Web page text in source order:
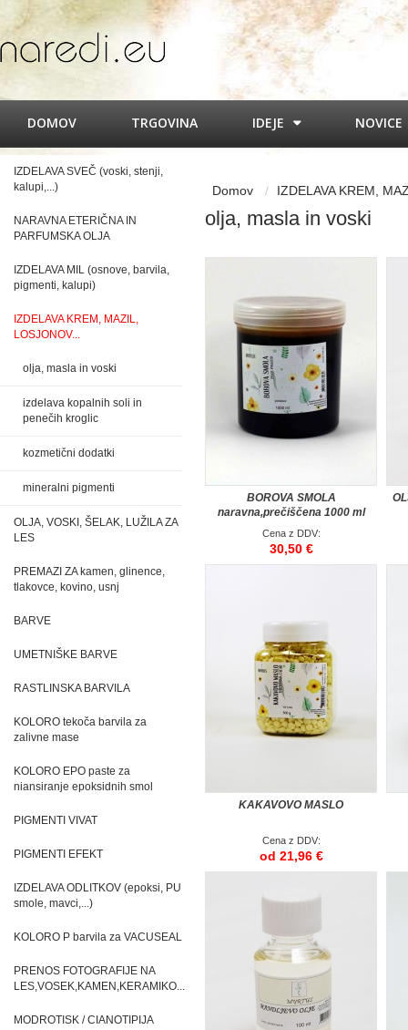
DOMOV TRGOVINA IDEJE NOVICE
IZDELAVA SVEČ (voski, stenji,
kalupi,...)
NARAVNA ETERIČNA IN
PARFUMSKA OLJA
IZDELAVA MIL (osnove, barvila,
pigmenti, kalupi)
IZDELAVA KREM, MAZIL,
LOSJONOV...
olja, masla in voski
izdelava kopalnih soli in
penečih kroglic
kozmetični dodatki
mineralni pigmenti
OLJA, VOSKI, ŠELAK, LUŽILA ZA
LES
PREMAZI ZA kamen, glinence,
tlakovce, kovino, usnj
BARVE
UMETNIŠKE BARVE
RASTLINSKA BARVILA
KOLORO tekoča barvila za
zalivne mase
KOLORO EPO paste za
niansiranje epoksidnih smol
PIGMENTI VIVAT
PIGMENTI EFEKT
IZDELAVA ODLITKOV (epoksi, PU
smole, mavci,...)
KOLORO P barvila za VACUSEAL
PRENOS FOTOGRAFIJE NA
LES,VOSEK,KAMEN,KERAMIKO...
MODROTISK / CIANOTIPIJA
Domov IZDELAVA KREM,
olja, masla in voski
BOROVA SMOLA
naravna,prečiščena 1000 ml
Cena z DDV:
30,50 €
KAKAVOVO MASLO
Cena z DDV:
od 21,96 €